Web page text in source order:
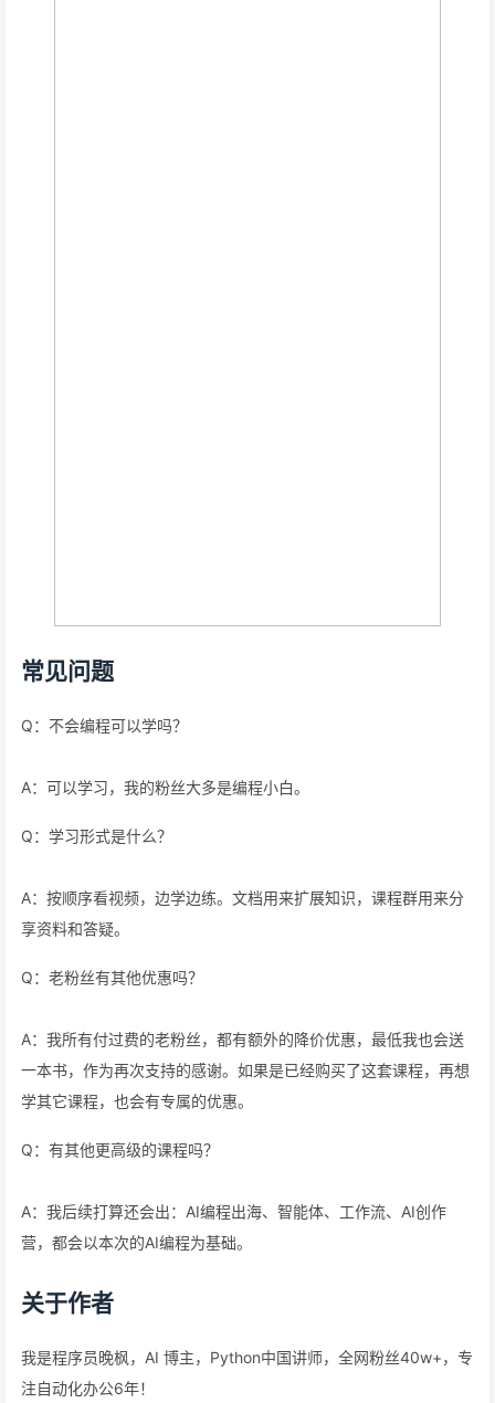
常见问题
Q：不会编程可以学吗？
A：可以学习，我的粉丝大多是编程小白。
Q：学习形式是什么？
A：按顺序看视频，边学边练。文档用来扩展知识，课程群用来分
享资料和答疑。
Q：老粉丝有其他优惠吗？
A：我所有付过费的老粉丝，都有额外的降价优惠，最低我也会送
一本书，作为再次支持的感谢。如果是已经购买了这套课程，再想
学其它课程，也会有专属的优惠。
Q：有其他更高级的课程吗？
A：我后续打算还会出：AI编程出海、智能体、工作流、AI创作
营，都会以本次的AI编程为基础。
关于作者
我是程序员晚枫，AI 博主，Python中国讲师，全网粉丝40w+，专
注自动化办公6年！